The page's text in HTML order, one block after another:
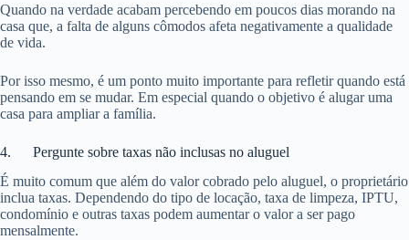
Quando na verdade acabam percebendo em poucos dias morando na
casa que, a falta de alguns cômodos afeta negativamente a qualidade
de vida.
Por isso mesmo, é um ponto muito importante para refletir quando está
pensando em se mudar. Em especial quando o objetivo é alugar uma
casa para ampliar a família.
4. Pergunte sobre taxas não inclusas no aluguel
É muito comum que além do valor cobrado pelo aluguel, o proprietário
inclua taxas. Dependendo do tipo de locação, taxa de limpeza, IPTU,
condomínio e outras taxas podem aumentar o valor a ser pago
mensalmente.